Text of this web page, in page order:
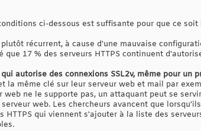
ci-dessous est suffisante pour que ce soit
récurrent, à cause d'une mauvaise
17 % des serveurs HTTPS continuent
autorise des connexions SSL2v, même pour un
même clé sur leur serveur web et mail par
ne le supporte pas, un attaquant peut se
web. Les chercheurs avancent que
qui viennent s'ajouter à la liste des